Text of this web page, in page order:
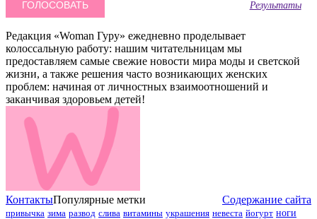
Результаты
Редакция «Woman Гуру» ежедневно проделывает
колоссальную работу: нашим читательницам мы
предоставляем самые свежие новости мира моды и светской
жизни, а также решения часто возникающих женских
проблем: начиная от личностных взаимоотношений и
заканчивая здоровьем детей!
Контакты Содержание сайта
Популярные метки
привычка зима развод слива витамины украшения невеста йогурт ноги